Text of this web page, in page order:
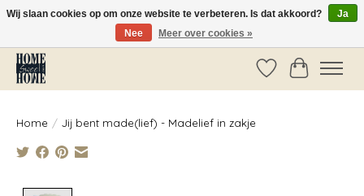
Vóór 14:00 besteld, dezelfde dag verzonden!
Verlanglijst
Home / Jij bent made(lief) - Madelief in zakje
Wij slaan cookies op om onze website te verbeteren. Is dat akkoord?
Ja
Nee
Meer over cookies »